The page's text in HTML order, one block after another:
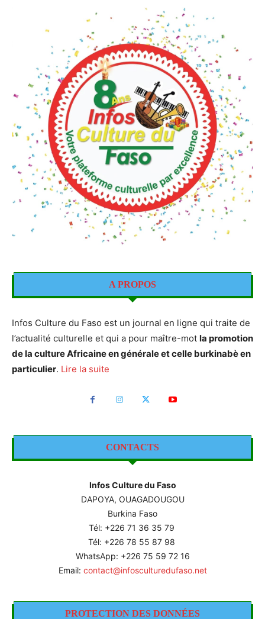
A PROPOS
Infos Culture du Faso est un journal en ligne qui traite de
l’actualité culturelle et qui a pour maître-mot la promotion
de la culture Africaine en générale et celle burkinabè en
particulier. Lire la suite
CONTACTS
Infos Culture du Faso
DAPOYA, OUAGADOUGOU
Burkina Faso
Tél: +226 71 36 35 79
Tél: +226 78 55 87 98
WhatsApp: +226 75 59 72 16
Email: contact@infosculturedufaso.net
PROTECTION DES DONNÉES